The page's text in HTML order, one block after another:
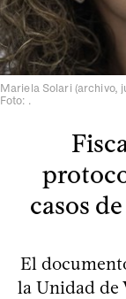
Mariela Solari (archivo,
Foto: .
casos
El
la Unidad de